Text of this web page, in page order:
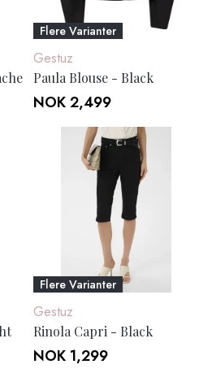
Flere Varianter
Gestuz
Paula Blouse - Black
NOK 2,499
Flere Varianter
Gestuz
Rinola Capri - Black
NOK 1,299